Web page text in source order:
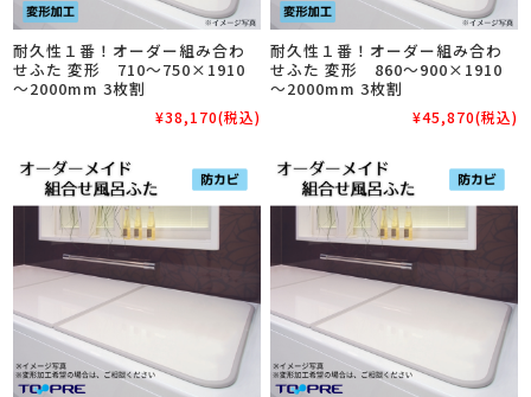
耐久性１番！オーダー組み合わ
せふた 変形 710～750×1910
～2000mm 3枚割
¥38,170(税込)
耐久性１番！オーダー組み合わ
せふた 変形 860～900×1910
～2000mm 3枚割
¥45,870(税込)